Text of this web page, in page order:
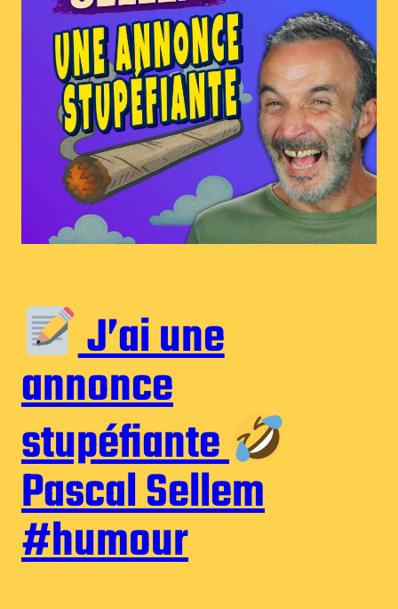
J’ai une
annonce
stupéfiante
Pascal Sellem
#humour